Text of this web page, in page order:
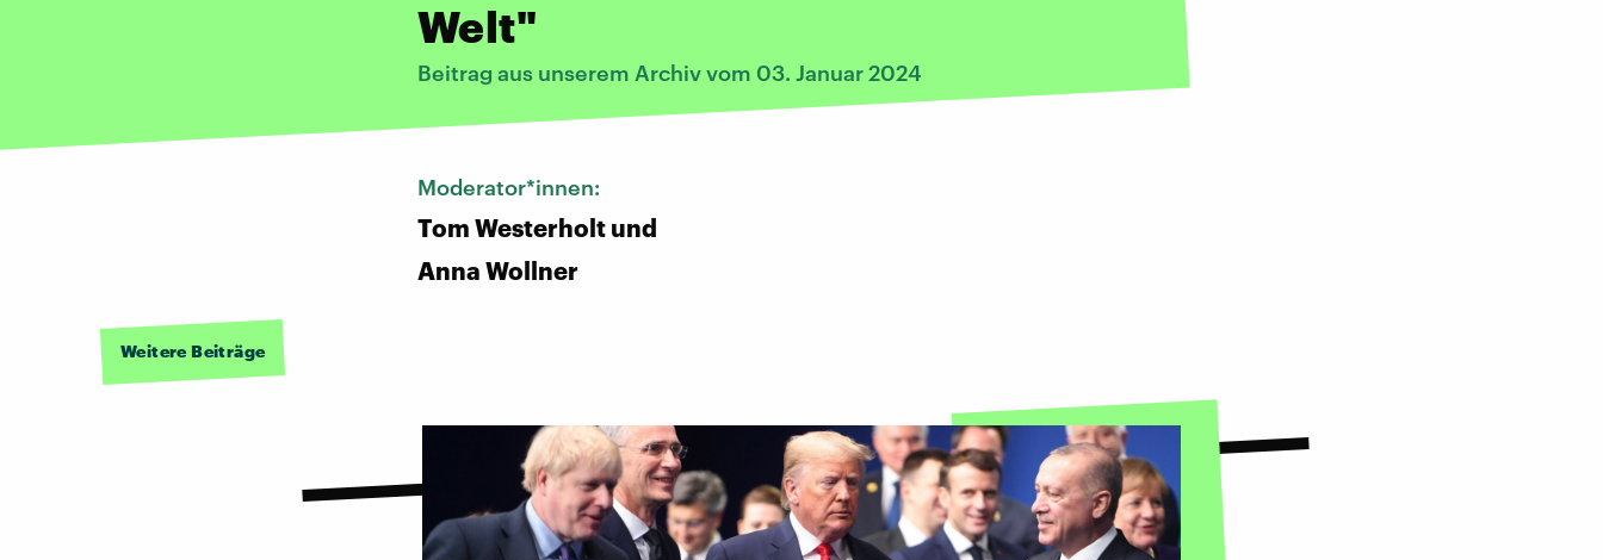
Welt"
Beitrag aus unserem Archiv vom 03. Januar 2024
Moderator*innen:
Tom Westerholt und
Anna Wollner
Weitere Beiträge